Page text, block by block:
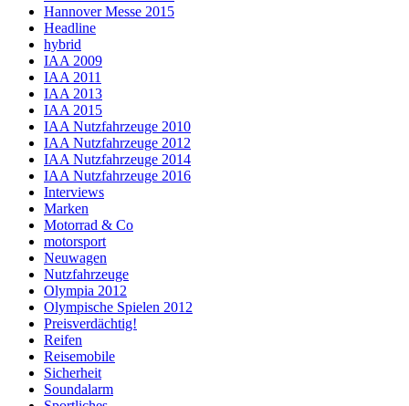
Hannover Messe 2015
Headline
hybrid
IAA 2009
IAA 2011
IAA 2013
IAA 2015
IAA Nutzfahrzeuge 2010
IAA Nutzfahrzeuge 2012
IAA Nutzfahrzeuge 2014
IAA Nutzfahrzeuge 2016
Interviews
Marken
Motorrad & Co
motorsport
Neuwagen
Nutzfahrzeuge
Olympia 2012
Olympische Spielen 2012
Preisverdächtig!
Reifen
Reisemobile
Sicherheit
Soundalarm